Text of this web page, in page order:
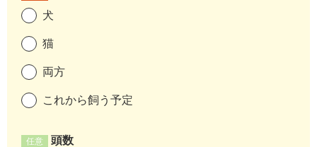
犬
猫
両方
これから飼う予定
任意 頭数